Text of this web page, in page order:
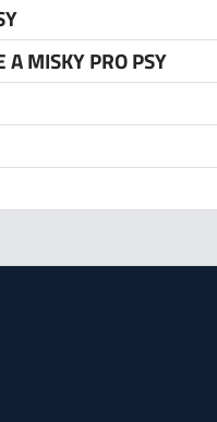
A MISKY PRO PSY